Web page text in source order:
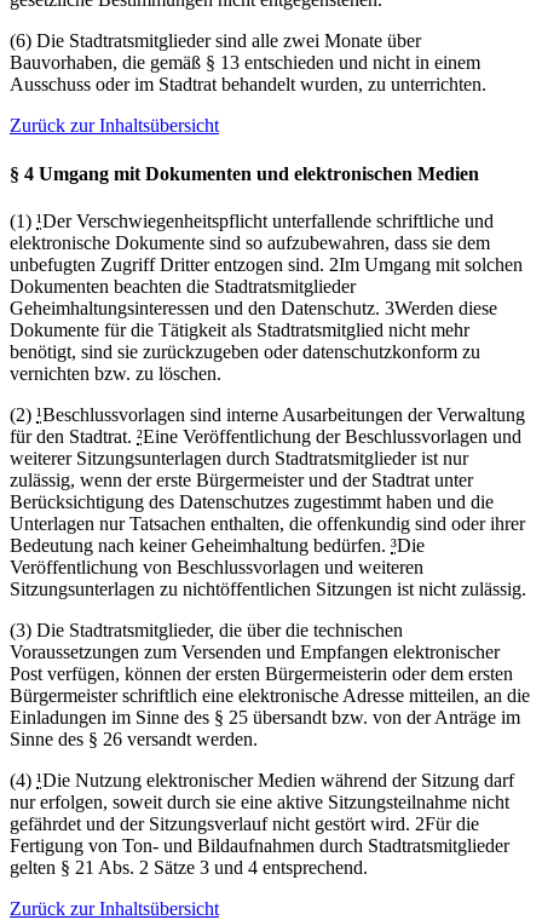
(6) Die Stadtratsmitglieder sind alle zwei Monate über
Bauvorhaben, die gemäß § 13 entschieden und nicht in einem
Ausschuss oder im Stadtrat behandelt wurden, zu unterrichten.
Zurück zur Inhaltsübersicht
§ 4 Umgang mit Dokumenten und elektronischen Medien
(1) ¹Der Verschwiegenheitspflicht unterfallende schriftliche und
elektronische Dokumente sind so aufzubewahren, dass sie dem
unbefugten Zugriff Dritter entzogen sind. 2Im Umgang mit solchen
Dokumenten beachten die Stadtratsmitglieder
Geheimhaltungsinteressen und den Datenschutz. 3Werden diese
Dokumente für die Tätigkeit als Stadtratsmitglied nicht mehr
benötigt, sind sie zurückzugeben oder datenschutzkonform zu
vernichten bzw. zu löschen.
(2) ¹Beschlussvorlagen sind interne Ausarbeitungen der Verwaltung
für den Stadtrat. ²Eine Veröffentlichung der Beschlussvorlagen und
weiterer Sitzungsunterlagen durch Stadtratsmitglieder ist nur
zulässig, wenn der erste Bürgermeister und der Stadtrat unter
Berücksichtigung des Datenschutzes zugestimmt haben und die
Unterlagen nur Tatsachen enthalten, die offenkundig sind oder ihrer
Bedeutung nach keiner Geheimhaltung bedürfen. ³Die
Veröffentlichung von Beschlussvorlagen und weiteren
Sitzungsunterlagen zu nichtöffentlichen Sitzungen ist nicht zulässig.
(3) Die Stadtratsmitglieder, die über die technischen
Voraussetzungen zum Versenden und Empfangen elektronischer
Post verfügen, können der ersten Bürgermeisterin oder dem ersten
Bürgermeister schriftlich eine elektronische Adresse mitteilen, an die
Einladungen im Sinne des § 25 übersandt bzw. von der Anträge im
Sinne des § 26 versandt werden.
(4) ¹Die Nutzung elektronischer Medien während der Sitzung darf
nur erfolgen, soweit durch sie eine aktive Sitzungsteilnahme nicht
gefährdet und der Sitzungsverlauf nicht gestört wird. 2Für die
Fertigung von Ton- und Bildaufnahmen durch Stadtratsmitglieder
gelten § 21 Abs. 2 Sätze 3 und 4 entsprechend.
Zurück zur Inhaltsübersicht